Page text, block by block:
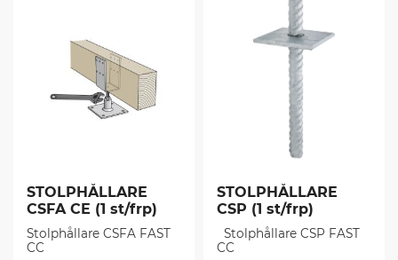
STOLPHÅLLARE
CSFA CE (1 st/frp)
Stolphållare CSFA FAST
CC
STOLPHÅLLARE
CSP (1 st/frp)
​  Stolphållare CSP FAST
CC